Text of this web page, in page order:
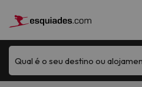
Qual é o seu destino ou